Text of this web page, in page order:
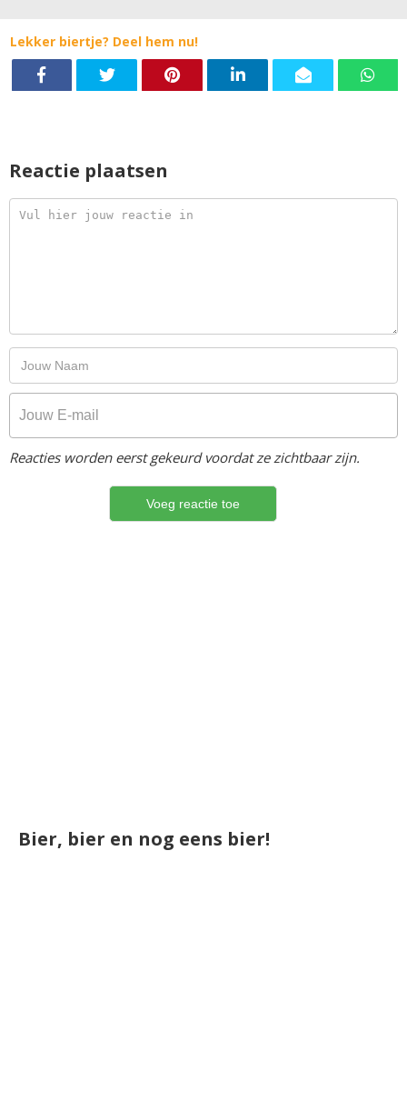
Lekker biertje? Deel hem nu!
Reactie plaatsen
Reacties worden eerst gekeurd voordat ze zichtbaar zijn.
Bier, bier en nog eens bier!